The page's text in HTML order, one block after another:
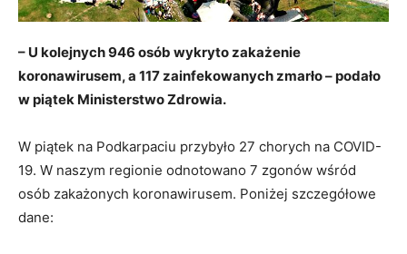
– U kolejnych 946 osób wykryto zakażenie
koronawirusem, a 117 zainfekowanych zmarło – podało
w piątek Ministerstwo Zdrowia.
W piątek na Podkarpaciu przybyło 27 chorych na COVID-
19. W naszym regionie odnotowano 7 zgonów wśród
osób zakażonych koronawirusem. Poniżej szczegółowe
dane: